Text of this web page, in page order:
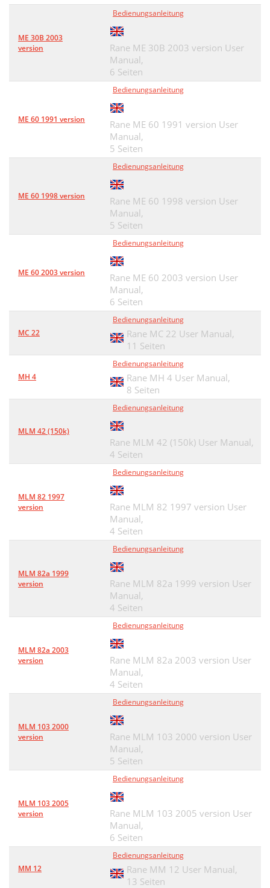
ME 30B 2003
version
Bedienungsanleitung
Rane ME 30B 2003 version User
Manual,
6 Seiten
ME 60 1991 version
Bedienungsanleitung
Rane ME 60 1991 version User
Manual,
5 Seiten
ME 60 1998 version
Bedienungsanleitung
Rane ME 60 1998 version User
Manual,
5 Seiten
ME 60 2003 version
Bedienungsanleitung
Rane ME 60 2003 version User
Manual,
6 Seiten
MC 22
Bedienungsanleitung
Rane MC 22 User Manual,
11 Seiten
MH 4
Bedienungsanleitung
Rane MH 4 User Manual,
8 Seiten
MLM 42 (150k)
Bedienungsanleitung
Rane MLM 42 (150k) User Manual,
4 Seiten
MLM 82 1997
version
Bedienungsanleitung
Rane MLM 82 1997 version User
Manual,
4 Seiten
MLM 82a 1999
version
Bedienungsanleitung
Rane MLM 82a 1999 version User
Manual,
4 Seiten
MLM 82a 2003
version
Bedienungsanleitung
Rane MLM 82a 2003 version User
Manual,
4 Seiten
MLM 103 2000
version
Bedienungsanleitung
Rane MLM 103 2000 version User
Manual,
5 Seiten
MLM 103 2005
version
Bedienungsanleitung
Rane MLM 103 2005 version User
Manual,
6 Seiten
MM 12
Bedienungsanleitung
Rane MM 12 User Manual,
13 Seiten